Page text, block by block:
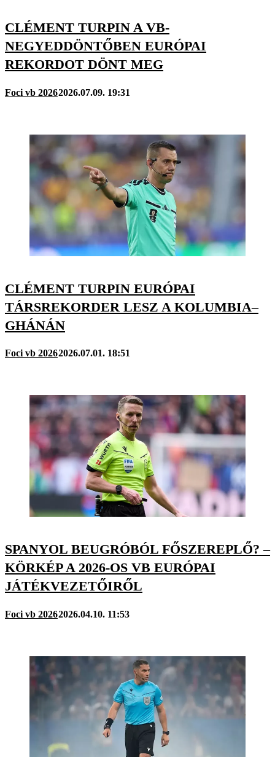
CLÉMENT TURPIN A VB-
NEGYEDDÖNTŐBEN EURÓPAI
REKORDOT DÖNT MEG
Foci vb 20262026.07.09. 19:31
CLÉMENT TURPIN EURÓPAI
TÁRSREKORDER LESZ A KOLUMBIA–
GHÁNÁN
Foci vb 20262026.07.01. 18:51
SPANYOL BEUGRÓBÓL FŐSZEREPLŐ? –
KÖRKÉP A 2026-OS VB EURÓPAI
JÁTÉKVEZETŐIRŐL
Foci vb 20262026.04.10. 11:53